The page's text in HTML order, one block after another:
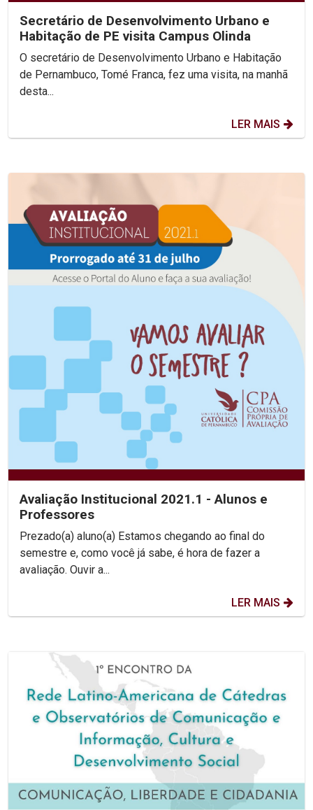
Secretário de Desenvolvimento Urbano e
Habitação de PE visita Campus Olinda
O secretário de Desenvolvimento Urbano e Habitação
de Pernambuco, Tomé Franca, fez uma visita, na manhã
desta...
LER MAIS
Avaliação Institucional 2021.1 - Alunos e
Professores
Prezado(a) aluno(a) Estamos chegando ao final do
semestre e, como você já sabe, é hora de fazer a
avaliação. Ouvir a...
LER MAIS